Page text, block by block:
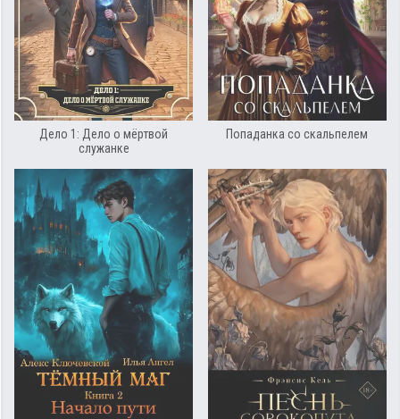
Дело 1: Дело о мёртвой
служанке
Попаданка со скальпелем